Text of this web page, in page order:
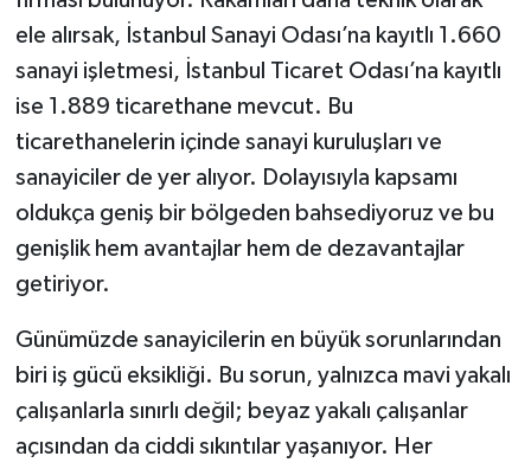
ele alırsak, İstanbul Sanayi Odası’na kayıtlı 1.660
sanayi işletmesi, İstanbul Ticaret Odası’na kayıtlı
ise 1.889 ticarethane mevcut. Bu
ticarethanelerin içinde sanayi kuruluşları ve
sanayiciler de yer alıyor. Dolayısıyla kapsamı
oldukça geniş bir bölgeden bahsediyoruz ve bu
genişlik hem avantajlar hem de dezavantajlar
getiriyor.
Günümüzde sanayicilerin en büyük sorunlarından
biri iş gücü eksikliği. Bu sorun, yalnızca mavi yakalı
çalışanlarla sınırlı değil; beyaz yakalı çalışanlar
açısından da ciddi sıkıntılar yaşanıyor. Her